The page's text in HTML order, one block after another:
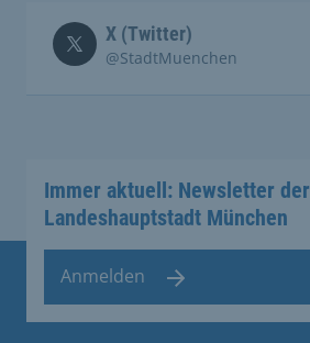
X (Twitter)
@StadtMuenchen
Immer aktuell: Newsletter der
Landeshauptstadt München
Anmelden